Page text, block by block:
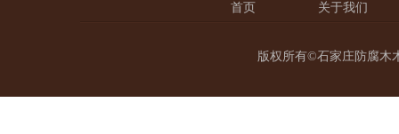
首页 关于我们
版权所有©石家庄防腐